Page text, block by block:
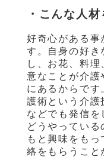
・こんな人
好奇心がある事
す。自身の好き
し、お花、料
意なことが介護
にあるからです
護術という介護
などでも発信を
どうやってい
もと興味をも
絡をもらうこと